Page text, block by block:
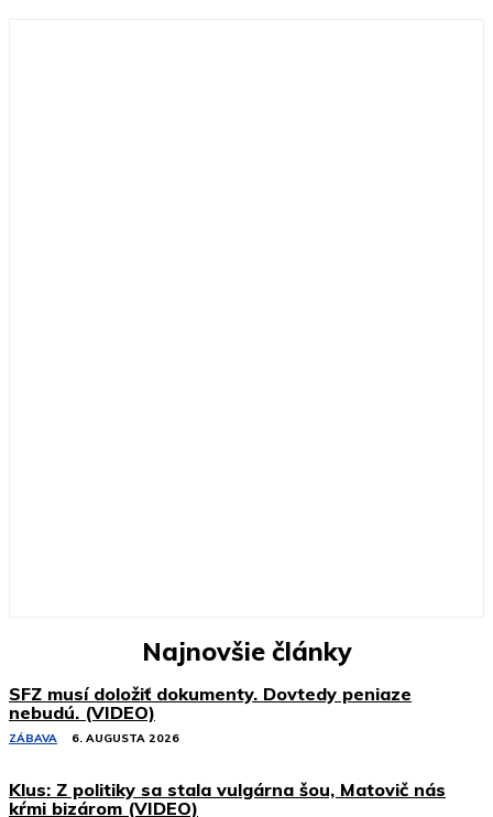
Najnovšie články
SFZ musí doložiť dokumenty. Dovtedy peniaze
nebudú. (VIDEO)
ZÁBAVA 6. AUGUSTA 2026
Klus: Z politiky sa stala vulgárna šou, Matovič nás
kŕmi bizárom (VIDEO)